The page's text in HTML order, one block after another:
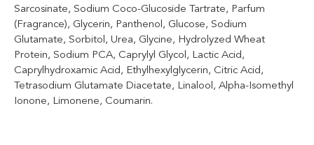
Sarcosinate, Sodium Coco-Glucoside Tartrate, Parfum
(Fragrance), Glycerin, Panthenol, Glucose, Sodium
Glutamate, Sorbitol, Urea, Glycine, Hydrolyzed Wheat
Protein, Sodium PCA, Caprylyl Glycol, Lactic Acid,
Caprylhydroxamic Acid, Ethylhexylglycerin, Citric Acid,
Tetrasodium Glutamate Diacetate, Linalool, Alpha-Isomethyl
Ionone, Limonene, Coumarin.